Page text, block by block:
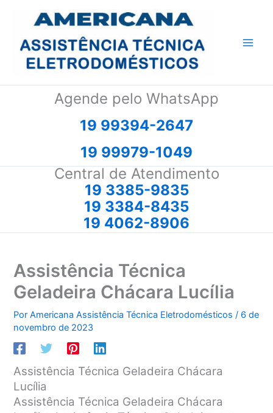
conteúdo
Agende pelo WhatsApp
19 99394-2647
19 99979-1049
Central de Atendimento
19 3385-9835
19 3384-8435
19 4062-8906
Assistência Técnica
Geladeira Chácara Lucília
PorAmericana Assistência Técnica Eletrodomésticos/ 6 de
novembro de 2023
Assistência Técnica Geladeira Chácara
Lucília
Assistência Técnica Geladeira Chácara